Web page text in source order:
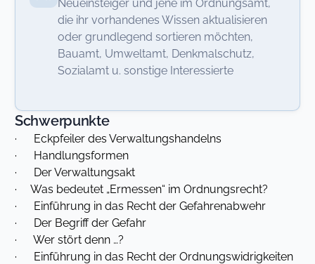
Neueinsteiger und jene im Ordnungsamt,
die ihr vorhandenes Wissen aktualisieren
oder grundlegend sortieren möchten,
Bauamt, Umweltamt, Denkmalschutz,
Sozialamt u. sonstige Interessierte
Schwerpunkte
· Eckpfeiler des Verwaltungshandelns
· Handlungsformen
· Der Verwaltungsakt
· Was bedeutet „Ermessen“ im Ordnungsrecht?
· Einführung in das Recht der Gefahrenabwehr
· Der Begriff der Gefahr
· Wer stört denn …?
· Einführung in das Recht der Ordnungswidrigkeiten